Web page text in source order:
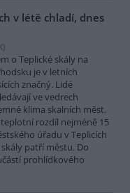
v létě chladí, dnes
)
o Teplické skály na
je v letních
značný. Lidé
ve vedrech
klima skalních měst.
rozdíl nejméně 15
úřadu v Teplicích
patří městu. Do
prohlídkového